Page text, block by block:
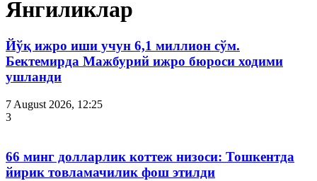
Янгиликлар
Йўқ ижро иши учун 6,1 миллион сўм.
Бектемирда Мажбурий ижро бюроси ходими
ушланди
7 August 2026, 12:25
3
66 минг долларлик коттеж низоси: Тошкентда
йирик товламачилик фош этилди